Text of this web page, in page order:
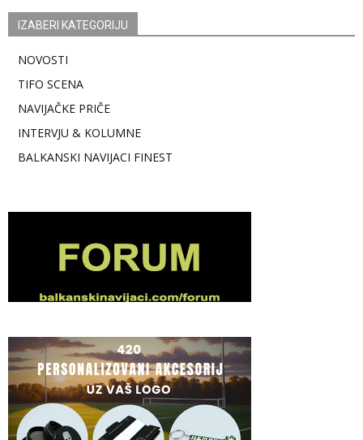
IZABERI KATEGORIJU
NOVOSTI
TIFO SCENA
NAVIJAČKE PRIČE
INTERVJU & KOLUMNE
BALKANSKI NAVIJACI FINEST